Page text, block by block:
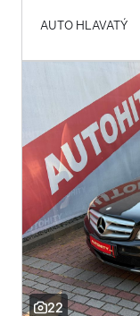
AUTO HLAVATÝ
22